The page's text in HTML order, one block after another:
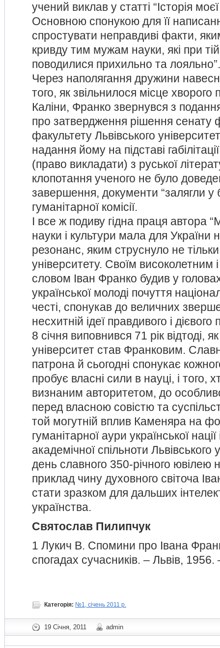
учений виклав у статті “Історія моєї
Основною спонукою для її
спростувати неправдиві факти,
кривду тим мужам науки, які при тій
поводилися прихильно та лояльно”.
Через наполягання дружини
того, як звільнилося місце
Каліни, Франко звернувся з
про затвердження рішення сенату
факультету Львівського
надання йому на підставі
(право викладати) з руської
клопотання ученого не було
завершення, документи “залягли у
гуманітарної комісії.
І все ж подиву гідна праця автора
науки і культури мала для
резонанс, яким струснуло не тільки
університету. Своїм високолетним
словом Іван Франко будив у
української молоді почуття
честі, спонукав до величних
несхитній ідеї правдивого і дієвого
8 січня виповнився 71 рік відтоді,
університет став Франковим.
патрона й сьогодні спонукає
пробує власні сили в науці, і того,
визнаним авторитетом, до
перед власною совістю та
той могутній вплив Каменяра на
гуманітарної аури української
академічної спільноти Львівського
день славного 350-річного ювілею
приклад чину духовного світоча
стати зразком для дальших
українства.
Святослав Пилипчук
1 Лукич В. Спомини про Івана
спогадах сучасників. – Львів,
Категорія: №1, січень 2011 р.
19 Січня, 2011 admin